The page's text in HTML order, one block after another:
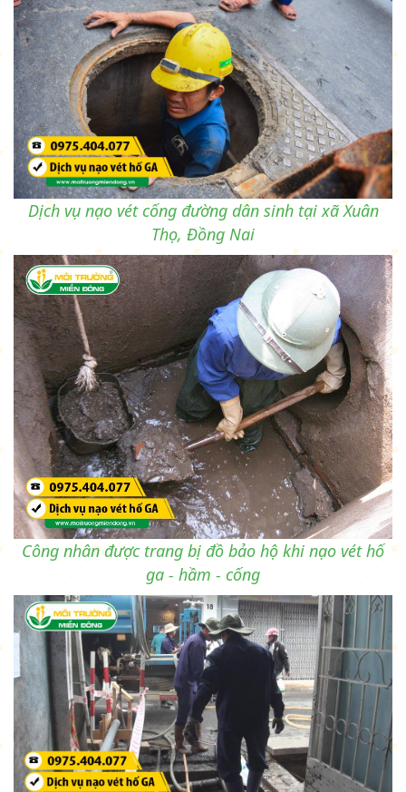
Dịch vụ nạo vét cống đường dân sinh tại xã Xuân
Thọ, Đồng Nai
Công nhân được trang bị đồ bảo hộ khi nạo vét hố
ga - hầm - cống